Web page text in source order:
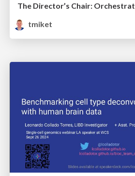
tmiket